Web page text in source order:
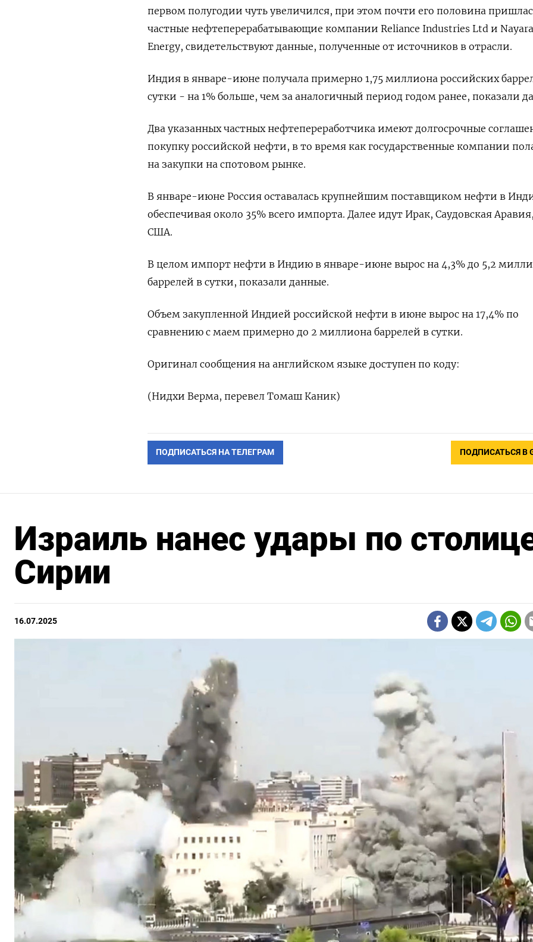
первом полугодии чуть увеличился, при этом почти его половина
частные нефтеперерабатывающие компании Reliance Industries Ltd и Nayara
Energy, свидетельствуют данные, полученные от источников в отрасли.
Индия в январе-июне получала примерно 1,75 миллиона российских
сутки - на 1% больше, чем за аналогичный период годом ранее, показали
Два указанных частных нефтепереработчика имеют долгосрочные
покупку российской нефти, в то время как государственные компании
на закупки на спотовом рынке.
В январе-июне Россия оставалась крупнейшим поставщиком нефти в
обеспечивая около 35% всего импорта. Далее идут Ирак, Саудовская
США.
В целом импорт нефти в Индию в январе-июне вырос на 4,3% до 5,2
баррелей в сутки, показали данные.
Объем закупленной Индией российской нефти в июне вырос на 17,4% по
сравнению с маем примерно до 2 миллиона баррелей в сутки.
Оригинал сообщения на английском языке доступен по коду:
(Нидхи Верма, перевел Томаш Каник)
ПОДПИСАТЬСЯ НА ТЕЛЕГРАМ ПОДПИСАТЬСЯ В
Израиль нанес удары по
Сирии
16.07.2025